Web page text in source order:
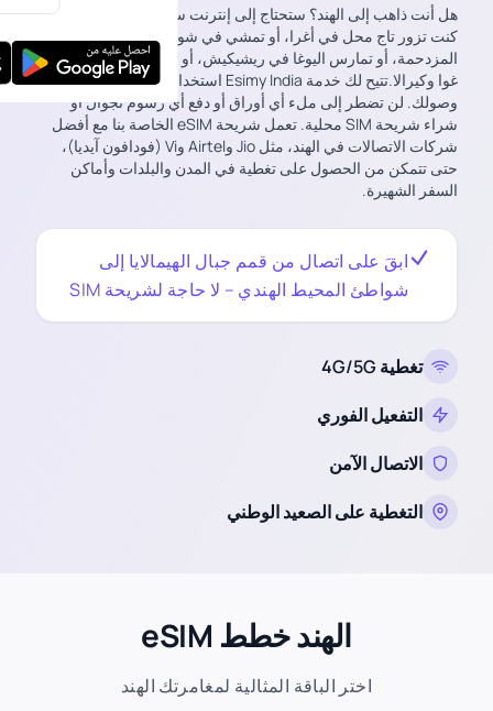
هل أنت ذاهب إلى الهند؟ ستحتاج إلى إنترنت سريع وموثوق به سواء
كنت تزور تاج محل في أغرا، أو تمشي في شوارع دلهي ومومباي
المزدحمة، أو تمارس اليوغا في ريشيكيش، أو تسترخي على شواطئ
غوا وكيرالا.تتيح لك خدمة Esimy India استخدام بيانات 4G و 5G فور
وصولك. لن تضطر إلى ملء أي أوراق أو دفع أي رسوم تجوال أو
شراء شريحة SIM محلية. تعمل شريحة eSIM الخاصة بنا مع أفضل
شركات الاتصالات في الهند، مثل Jio وAirtel وVi (فودافون آيديا)،
حتى تتمكن من الحصول على تغطية في المدن والبلدات وأماكن
السفر الشهيرة.
ابقَ على اتصال من قمم جبال الهيمالايا إلى
شواطئ المحيط الهندي – لا حاجة لشريحة SIM
تغطية 4G/5G
التفعيل الفوري
الاتصال الآمن
التغطية على الصعيد الوطني
الهند خطط eSIM
اختر الباقة المثالية لمغامرتك الهند